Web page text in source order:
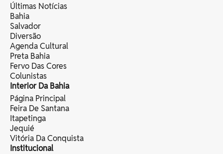
Últimas Notícias
Bahia
Salvador
Diversão
Agenda Cultural
Preta Bahia
Fervo Das Cores
Colunistas
Interior Da Bahia
Página Principal
Feira De Santana
Itapetinga
Jequié
Vitória Da Conquista
Institucional